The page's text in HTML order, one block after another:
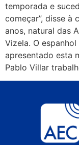
temporada e
começar”, disse à
anos, natural das
Vizela. O
apresentado esta
Pablo Villar